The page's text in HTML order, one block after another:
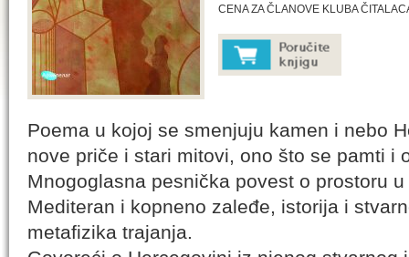
CENA ZA ČLANOVE KLUBA
Poema u kojoj se smenjuju kamen i nebo
nove priče i stari mitovi, ono što se pamti i
Mnogoglasna pesnička povest o prostoru
Mediteran i kopneno zaleđe, istorija i
metafizika trajanja.